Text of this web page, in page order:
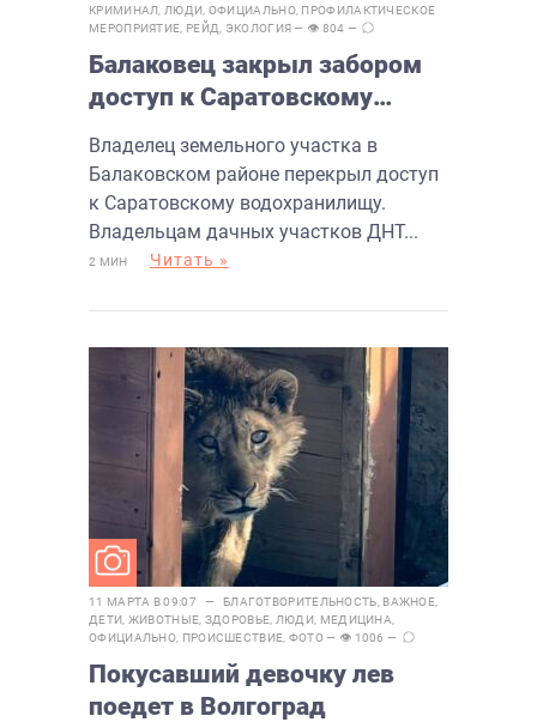
КРИМИНАЛ
ЛЮДИ ОФИЦИАЛЬНО, ПРОФИЛАКТИЧЕСКОЕ
МЕРОПРИЯТИЕ РЕЙД ЭКОЛОГИЯ— 👁 804 —
Балаковец закрыл забором
доступ к Саратовскому
Владелец земельного участка в
Балаковском районе перекрыл доступ
к Саратовскому водохранилищу.
Владельцам дачных участков ДНТ...
2 МИН Читать »
11 МАРТА В 09:07 — БЛАГОТВОРИТЕЛЬНОСТЬ ВАЖНОЕ
ДЕТИ ЖИВОТНЫЕ ЗДОРОВЬЕ ЛЮДИ МЕДИЦИНА
ОФИЦИАЛЬНО ПРОИСШЕСТВИЕ ФОТО— 👁 1006 —
Покусавший девочку лев
поедет в Волгоград